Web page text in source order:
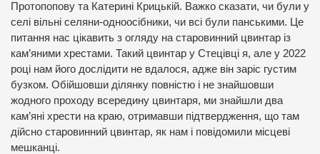
Протопопову та Катерині Крицькій. Важко сказати, чи були у
селі вільні селяни-одноосібники, чи всі були панськими. Це
питання нас цікавить з огляду на старовинний цвинтар із
кам’яними хрестами. Такий цвинтар у Стецівці я, але у 2022
році нам його дослідити не вдалося, адже він заріс густим
бузком. Обійшовши ділянку повністю і не знайшовши
жодного проходу всередину цвинтаря, ми знайшли два
кам’яні хрести на краю, отримавши підтвердження, що там
дійсно старовинний цвинтар, як нам і повідомили місцеві
мешканці.